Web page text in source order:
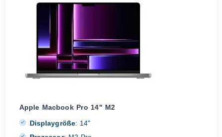
Apple Macbook Pro 14" M2
Displaygröße: 14"